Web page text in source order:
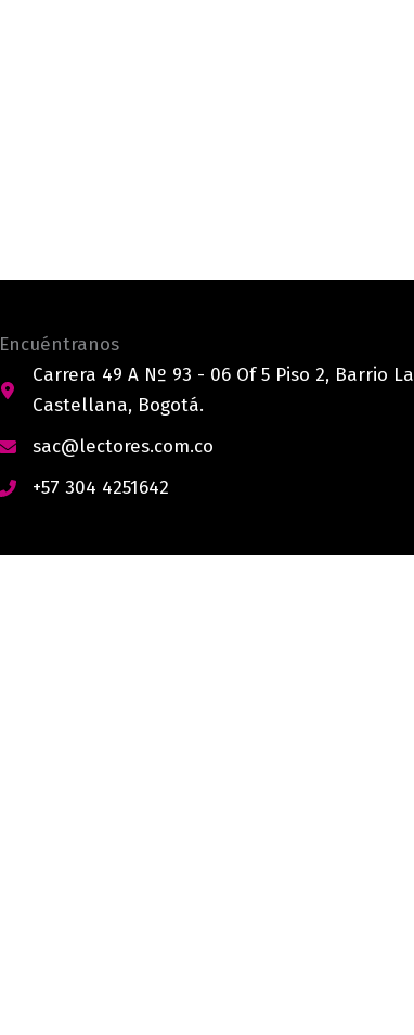
Encuéntranos
Carrera 49 A Nº 93 - 06 Of 5 Piso 2, Barrio La
Castellana, Bogotá.
sac@lectores.com.co
+57 304 4251642